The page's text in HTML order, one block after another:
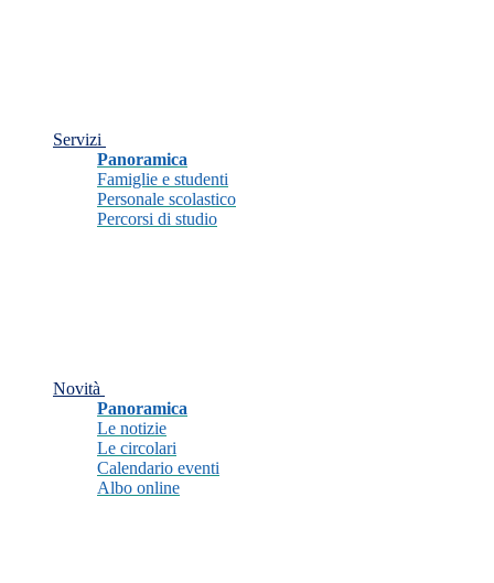
Servizi
Panoramica
Famiglie e studenti
Personale scolastico
Percorsi di studio
Novità
Panoramica
Le notizie
Le circolari
Calendario eventi
Albo online